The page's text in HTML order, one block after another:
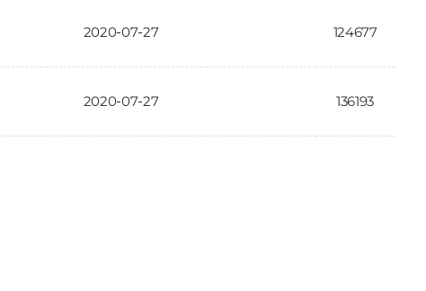
2020-07-27 124677
2020-07-27 136193